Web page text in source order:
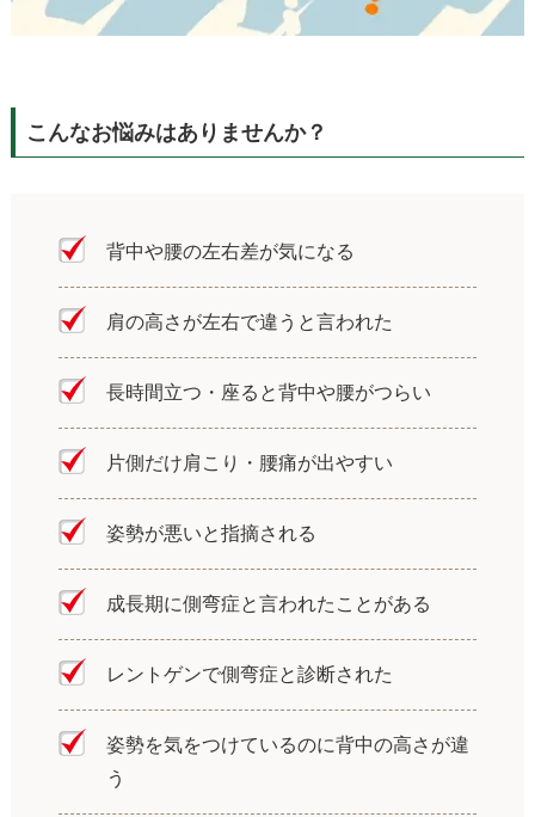
こんなお悩みはありませんか？
背中や腰の左右差が気になる
肩の高さが左右で違うと言われた
長時間立つ・座ると背中や腰がつらい
片側だけ肩こり・腰痛が出やすい
姿勢が悪いと指摘される
成長期に側弯症と言われたことがある
レントゲンで側弯症と診断された
姿勢を気をつけているのに背中の高さが違
う